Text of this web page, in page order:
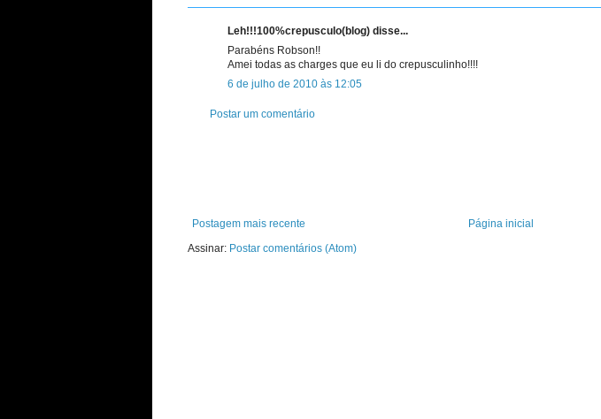
Leh!!!100%crepusculo(blog) disse...
Parabéns Robson!!
Amei todas as charges que eu li do crepusculinho!!!!
6 de julho de 2010 às 12:05
Postar um comentário
Postagem mais recente
Página inicial
Assinar: Postar comentários (Atom)